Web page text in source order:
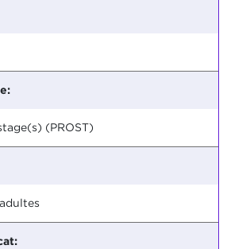
(PROST)